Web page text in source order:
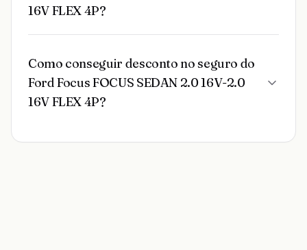
16V FLEX 4P?
Como conseguir desconto no seguro do
Ford Focus FOCUS SEDAN 2.0 16V-2.0
16V FLEX 4P?